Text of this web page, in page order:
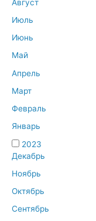
Август
Июль
Июнь
Май
Апрель
Март
Февраль
Январь
2023
Декабрь
Ноябрь
Октябрь
Сентябрь